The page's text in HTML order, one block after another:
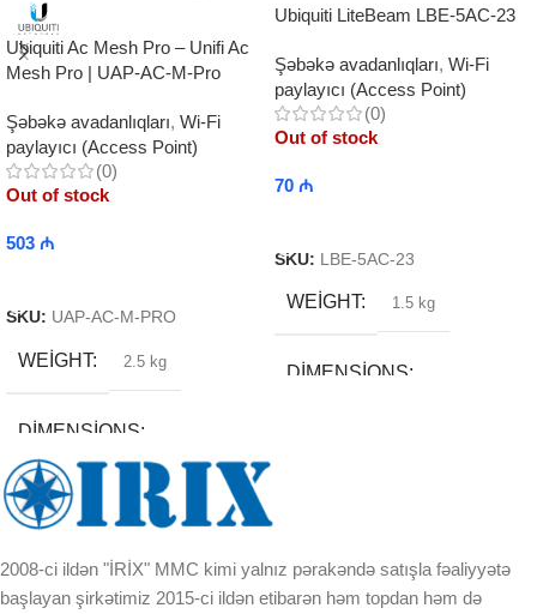
Ubiquiti Ac Mesh Pro – Unifi Ac
Mesh Pro | UAP-AC-M-Pro
Şəbəkə avadanlıqları, Wi-Fi
paylayıcı (Access Point)
(0)
Out of stock
503 ₼
SKU: UAP-AC-M-PRO
WEIGHT 2.5 kg
DIMENSIONS
22 × 40 × 11 cm
BREND
Ubiquiti LiteBeam LBE-5AC-23
Şəbəkə avadanlıqları, Wi-Fi
paylayıcı (Access Point)
(0)
Out of stock
70 ₼
SKU: LBE-5AC-23
WEIGHT 1.5 kg
DIMENSIONS
DAXILI YADDA
2008-ci ildən "İRİX" MMC kimi yalnız pərakəndə satışla fəaliyyətə
başlayan şirkətimiz 2015-ci ildən etibarən həm topdan həm də